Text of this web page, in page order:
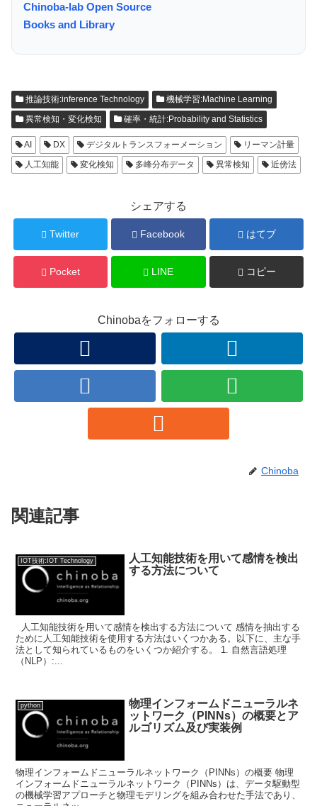
Chinoba-lab Open Source
Books and Library
推論技術:inference Technology
機械学習:Machine Learning
異常検知・変化検知
確率・統計:Probability and Statistics
AI DX デジタルトランスフォーメーション
リーマン計量
人工知能
変化検知 多峰分布データ 異常検知 近傍法
シェアする
Twitter Facebook はてブ
Pocket LINE コピー
Chinobaをフォローする
Chinoba
関連記事
IOT技術:IOT Technology
人工知能技術を用いて感情を検出
する方法について
人工知能技術を用いて感情を検出する方法について 感情を抽出する
ために人工知能技術を使用する方法はいくつかある。以下に、主な手
法として知られているものをいくつか紹介する。 1. 自然言語処理
（NLP）:...
python
物理インフォームドニューラルネ
ットワーク（PINNs）の概要とア
ルゴリズム及び実装例
物理インフォームドニューラルネットワーク（PINNs）の概要 物理
インフォームドニューラルネットワーク（PINNs）は、データ駆動型
の機械学習アプローチと物理モデリングを組み合わせた手法であり、